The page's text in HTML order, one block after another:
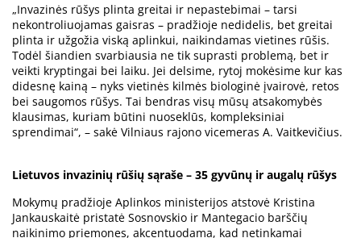
„Invazinės rūšys plinta greitai ir nepastebimai – tarsi
nekontroliuojamas gaisras – pradžioje nedidelis, bet greitai
plinta ir užgožia viską aplinkui, naikindamas vietines rūšis.
Todėl šiandien svarbiausia ne tik suprasti problemą, bet ir
veikti kryptingai bei laiku. Jei delsime, rytoj mokėsime kur kas
didesnę kainą – nyks vietinės kilmės biologinė įvairovė, retos
bei saugomos rūšys. Tai bendras visų mūsų atsakomybės
klausimas, kuriam būtini nuoseklūs, kompleksiniai
sprendimai“, – sakė Vilniaus rajono vicemeras A. Vaitkevičius.
Lietuvos invazinių rūšių sąraše – 35 gyvūnų ir augalų rūšys
Mokymų pradžioje Aplinkos ministerijos atstovė Kristina
Jankauskaitė pristatė Sosnovskio ir Mantegacio barščių
naikinimo priemones, akcentuodama, kad netinkamai